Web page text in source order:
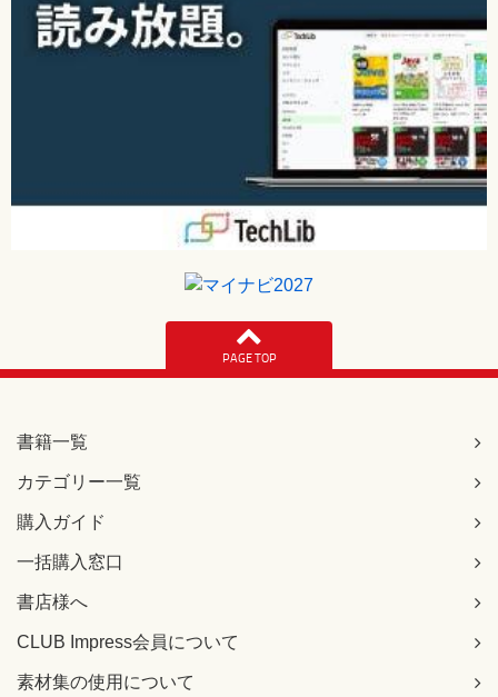
PAGE TOP
書籍一覧
カテゴリー一覧
購入ガイド
一括購入窓口
書店様へ
CLUB Impress会員について
素材集の使用について